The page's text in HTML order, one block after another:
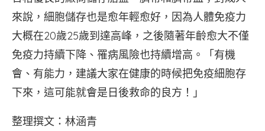
來說，細胞儲存也是愈年輕愈好，因為人體免疫力
大概在20歲25歲到達高峰，之後隨著年齡愈大不僅
免疫力持續下降、罹病風險也持續增高。「有機
會、有能力，建議大家在健康的時候把免疫細胞存
下來，這可能就會是日後救命的良方！」
整理撰文：林涵青